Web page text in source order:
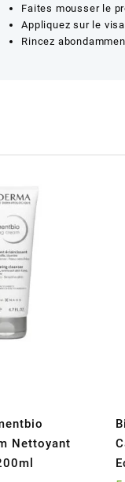
Faites mousser le
Appliquez sur le
Rincez
Nettoyant